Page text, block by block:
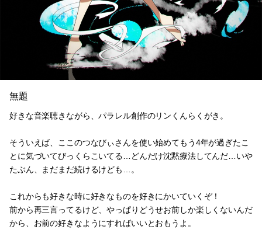
無題
好きな音楽聴きながら、パラレル創作のリンくんらくがき。
そういえば、ここのつなびぃさんを使い始めてもう4年が過ぎたこ
とに気づいてびっくらこいてる…どんだけ沈黙療法してんだ…いや
たぶん、まだまだ続けるけども…。
これからも好きな時に好きなものを好きにかいていくぞ！
前から再三言ってるけど、やっぱりどうせお前しか楽しくないんだ
から、お前の好きなようにすればいいとおもうよ。